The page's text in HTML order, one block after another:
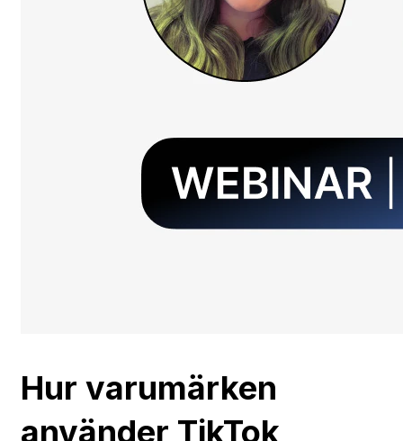
Hur varumärken
använder TikTok